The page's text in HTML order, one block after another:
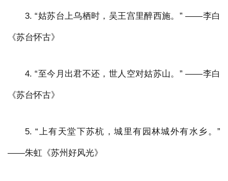
3. “姑苏台上乌栖时，吴王宫里醉西施。” ——李白
《苏台怀古》
4. “至今月出君不还，世人空对姑苏山。” ——李白
《苏台怀古》
5. “上有天堂下苏杭，城里有园林城外有水乡。”
——朱虹《苏州好风光》